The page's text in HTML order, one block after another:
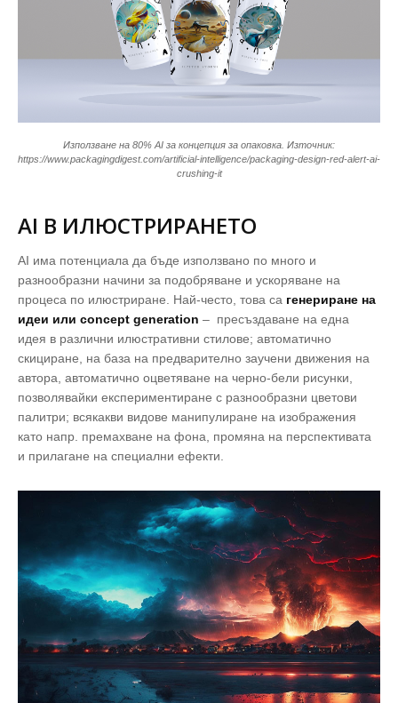
Използване на 80% AI за концепция за опаковка. Източник:
https://www.packagingdigest.com/artificial-intelligence/packaging-design-red-alert-ai-
crushing-it
AI В ИЛЮСТРИРАНЕТО
AI има потенциала да бъде използвано по много и
разнообразни начини за подобряване и ускоряване на
процеса по илюстриране. Най-често, това са генериране на
идеи или concept generation – пресъздаване на една
идея в различни илюстративни стилове; автоматично
скициране, на база на предварително заучени движения на
автора, автоматично оцветяване на черно-бели рисунки,
позволявайки експериментиране с разнообразни цветови
палитри; всякакви видове манипулиране на изображения
като напр. премахване на фона, промяна на перспективата
и прилагане на специални ефекти.